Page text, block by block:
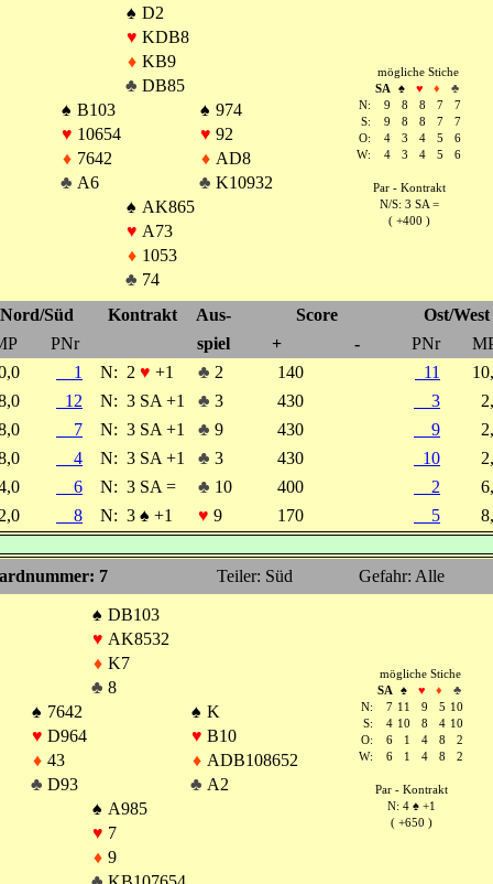
♠ D2
♥ KDB8
♦ KB9
♣ DB85
♠ B103 ♠ 974
♥ 10654 ♥ 92
♦ 7642 ♦ AD8
♣ A6 ♣ K10932
♠ AK865
♥ A73
♦ 1053
♣ 74
mögliche Stiche
SA
♠ ♥ ♦
♣
N:
9 8 8 7
7
S:
9 8 8 7
7
O:
4 3 4 5
6
W:
4 3 4 5 6
Par - Kontrakt
N/S: 3 SA =
( +400 )
Nord/Süd Kontrakt Aus- Score
Ost/West
PNr spiel + - PNr
1 N: 2 ♥ +1 ♣ 2 140 11
12 N: 3 SA +1 ♣ 3 430 3
7 N: 3 SA +1 ♣ 9 430 9
4 N: 3 SA +1 ♣ 3 430 10
6 N: 3 SA = ♣ 10 400 2
8 N: 3 ♠ +1 ♥ 9 170 5
7 Teiler: Süd Gefahr: Alle
♠ DB103
♥ AK8532
♦ K7
♣ 8
♠ 7642 ♠ K
♥ D964 ♥ B10
♦ 43 ♦ ADB108652
♣ D93 ♣ A2
♠ A985
♥ 7
♦ 9
mögliche Stiche
SA
♠ ♥ ♦
♣
N:
7 11 9 5 10
S:
4 10 8 4 10
O:
6 1 4 8
2
W:
6 1 4 8 2
Par - Kontrakt
N: 4 ♠+1
( +650 )